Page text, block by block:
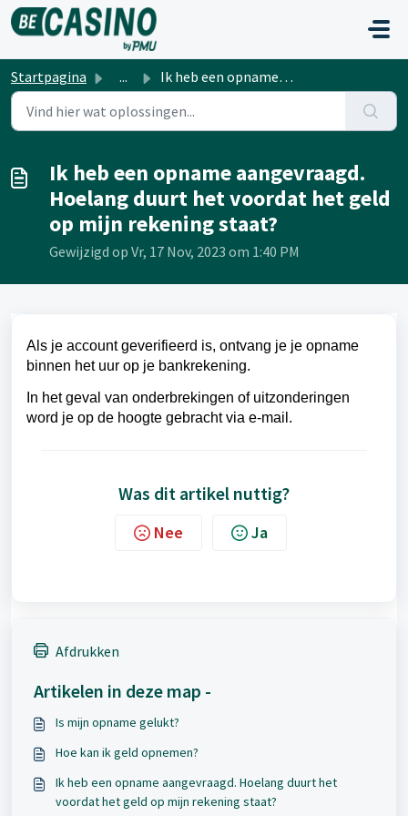
Doorgaan naar hoofdinhoud
Startpagina ... Ik heb een opname aangevraagd. Hoelang duurt het voordat ...
Ik heb een opname aangevraagd.
Hoelang duurt het voordat het geld
op mijn rekening staat?
Gewijzigd op Vr, 17 Nov, 2023 om 1:40 PM
Als je account geverifieerd is, ontvang je je opname
binnen het uur op je bankrekening.
In het geval van onderbrekingen of uitzonderingen
word je op de hoogte gebracht via e-mail.
Was dit artikel nuttig?
Nee Ja
Afdrukken
Artikelen in deze map -
Is mijn opname gelukt?
Hoe kan ik geld opnemen?
Ik heb een opname aangevraagd. Hoelang duurt het
voordat het geld op mijn rekening staat?